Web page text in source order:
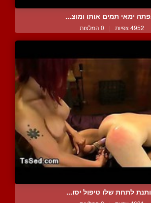
ימאי תמים אותו ומוצ...
4952 צפיות | 0 המלצות
לתחת שלו טיפול יסו...